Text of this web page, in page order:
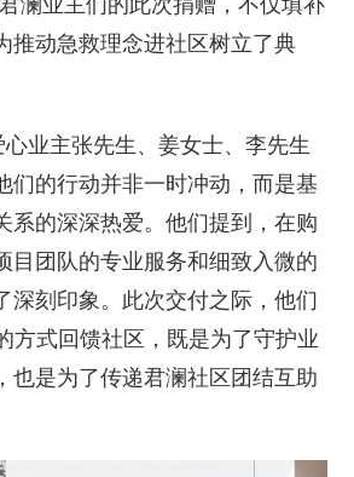
澜业主们的此次捐赠，不仅填补
推动急救理念进社区树立了典
业主张先生、姜女士、李先生
们的行动并非一时冲动，而是基
系的深深热爱。他们提到，在购
目团队的专业服务和细致入微的
深刻印象。此次交付之际，他们
方式回馈社区，既是为了守护业
也是为了传递君澜社区团结互助